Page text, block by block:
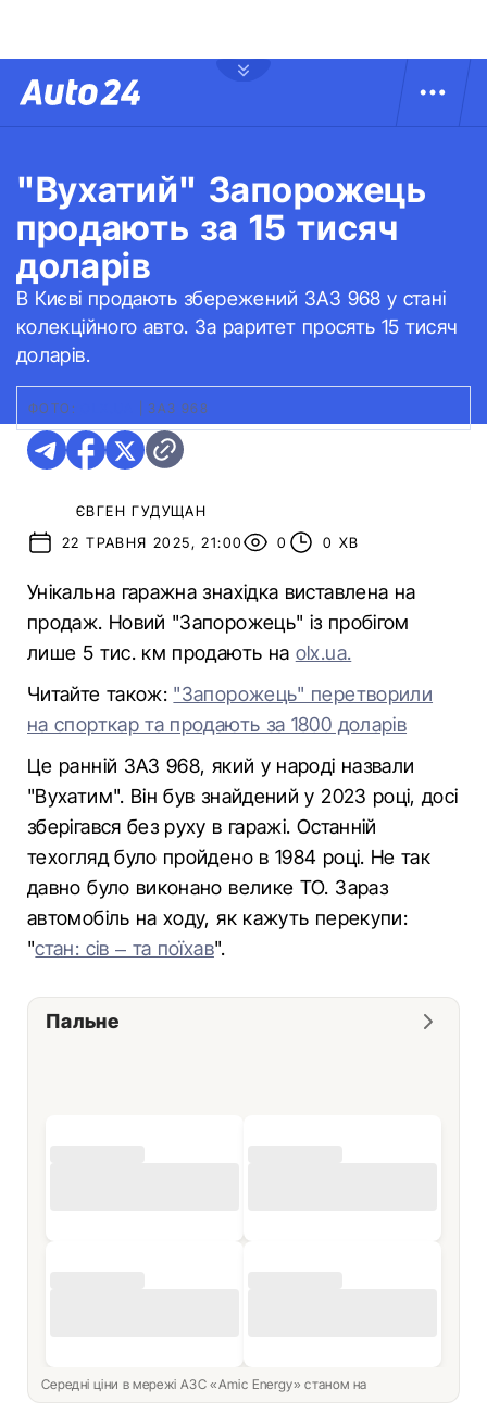
"Вухатий" Запорожець
продають за 15 тисяч
доларів
В Києві продають збережений ЗАЗ 968 у стані
колекційного авто. За раритет просять 15 тисяч
доларів.
ФОТО: ЗАЗ 968
ЄВГЕН ГУДУЩАН
22 ТРАВНЯ 2025, 21:00
0 0 ХВ
Унікальна гаражна знахідка виставлена на
продаж. Новий "Запорожець" із пробігом
лише 5 тис. км продають на olx.ua.
Читайте також: "Запорожець" перетворили
на спорткар та продають за 1800 доларів
Це ранній ЗАЗ 968, який у народі назвали
"Вухатим". Він був знайдений у 2023 році, досі
зберігався без руху в гаражі. Останній
техогляд було пройдено в 1984 році. Не так
давно було виконано велике ТО. Зараз
автомобіль на ходу, як кажуть перекупи:
"стан: сів – та поїхав".
Пальне
Середні ціни в мережі АЗС «Amic Energy» станом на